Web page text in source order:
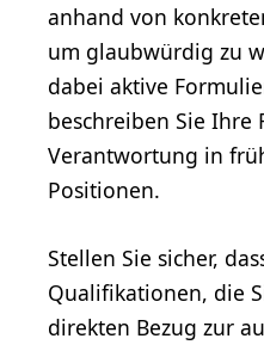
anhand von
um glaubwürdig zu
dabei aktive
beschreiben Sie Ihre
Verantwortung in
Positionen.
Stellen Sie sicher,
Qualifikationen, die
direkten Bezug zur